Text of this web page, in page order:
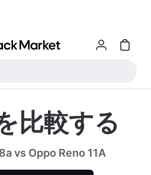
比較する
vs Oppo Reno 11A